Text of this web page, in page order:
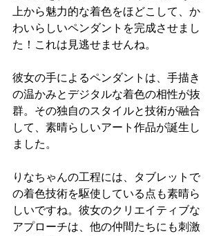
上から魅力的な着色をほどこして、か
わいらしいペンダントを完成させまし
た！これは見逃せませんね。
彼女の手によるペンダントは、手描き
の温かみとデジタルな着色の相性が抜
群。その独自のスタイルと技術が融合
して、素晴らしいアート作品が誕生し
ました。
りなちゃんの工程には、タブレットで
の着色技術を駆使している点も素晴ら
しいですね。彼女のクリエイティブな
アプローチは、他の仲間たちにも刺激